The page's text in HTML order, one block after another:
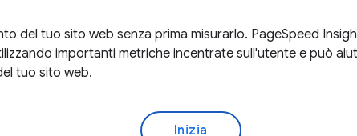
del tuo sito web senza prima misurarlo. PageSpeed
importanti metriche incentrate sull'utente e può
tuo sito web.
Inizia